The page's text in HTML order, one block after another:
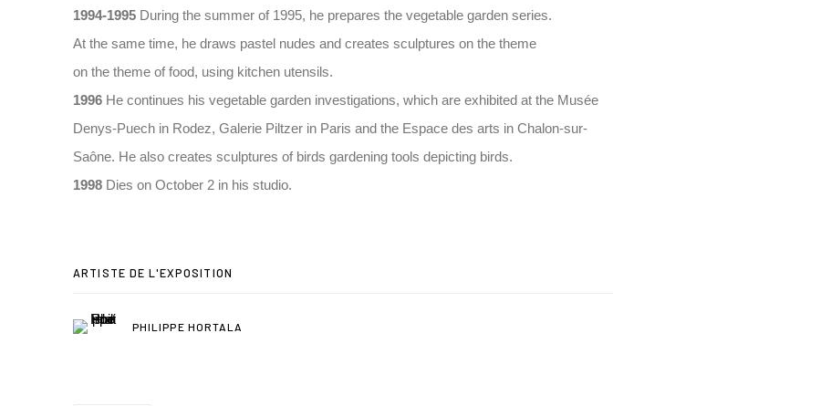
1994-1995 During the summer of 1995, he prepares the vegetable garden series.
At the same time, he draws pastel nudes and creates sculptures on the theme
on the theme of food, using kitchen utensils.
1996 He continues his vegetable garden investigations, which are exhibited at the Musée
Denys-Puech in Rodez, Galerie Piltzer in Paris and the Espace des arts in Chalon-sur-
Saône. He also creates sculptures of birds gardening tools depicting birds.
1998 Dies on October 2 in his studio.
ARTISTE DE L'EXPOSITION
PHILIPPE HORTALA